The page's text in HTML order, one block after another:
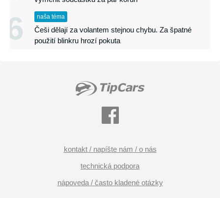
6 naša téma
Češi dělají za volantem stejnou chybu. Za špatné
použití blinkru hrozí pokuta
kontakt / napíšte nám / o nás
technická podpora
nápoveda / často kladené otázky